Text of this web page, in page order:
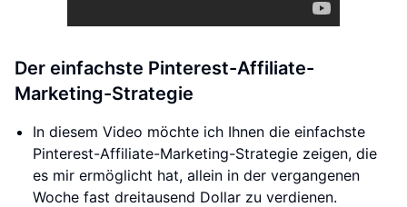
Der einfachste Pinterest-Affiliate-
Marketing-Strategie
In diesem Video möchte ich Ihnen die einfachste
Pinterest-Affiliate-Marketing-Strategie zeigen, die
es mir ermöglicht hat, allein in der vergangenen
Woche fast dreitausend Dollar zu verdienen.